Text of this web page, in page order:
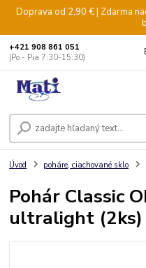
Doprava od 2,90 € | Zdarma
+421 908 861 051
(Po - Pia 7:30-15:30)
Úvod poháre, ciachované sklo
Pohár Classic
ultralight (2ks)